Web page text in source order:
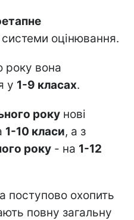
системи оцінювання.
року вона
у 1-9 класах.
року нові
1-10 класи, а з
року - на 1-12
поступово охопить
повну загальну